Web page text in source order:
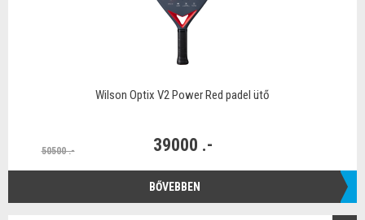
Wilson Optix V2 Power Red padel ütő
50500 .- 39000 .-
BŐVEBBEN